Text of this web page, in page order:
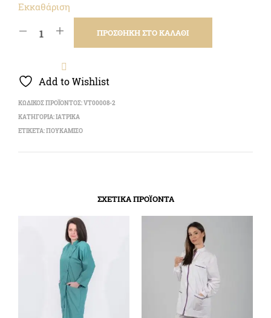
Εκκαθάριση
ΠΡΟΣΘΉΚΗ ΣΤΟ ΚΑΛΆΘΙ
Add to Wishlist
ΚΩΔΙΚΌΣ ΠΡΟΪΌΝΤΟΣ:VT00008-2
ΚΑΤΗΓΟΡΊΑ:ΙΑΤΡΙΚΑ
ΕΤΙΚΈΤΑ:ΠΟΥΚΑΜΙΣΟ
ΣΧΕΤΙΚΆ ΠΡΟΪΌΝΤΑ